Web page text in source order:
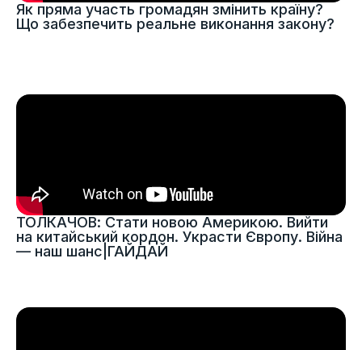
Як пряма участь громадян змінить країну?
Що забезпечить реальне виконання закону?
ТОЛКАЧОВ: Стати новою Америкою. Вийти
на китайський кордон. Украсти Європу. Війна
— наш шанс|ГАЙДАЙ